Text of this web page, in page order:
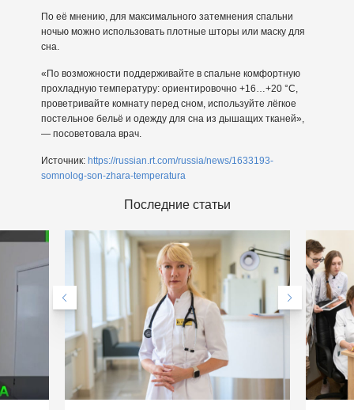
По её мнению, для максимального затемнения спальни
ночью можно использовать плотные шторы или маску для
сна.
«По возможности поддерживайте в спальне комфортную
прохладную температуру: ориентировочно +16…+20 °C,
проветривайте комнату перед сном, используйте лёгкое
постельное бельё и одежду для сна из дышащих тканей»,
— посоветовала врач.
Источник: https://russian.rt.com/russia/news/1633193-
somnolog-son-zhara-temperatura
Последние статьи